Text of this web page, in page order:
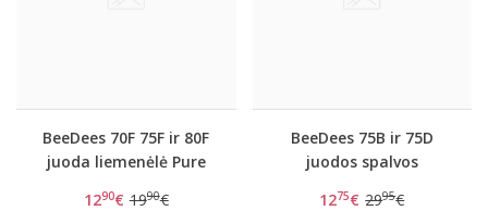
BeeDees 70F 75F ir 80F
juoda liemenėlė Pure
1290€ 1990€
BeeDees 75B ir 75D
juodos spalvos
1275€ 2995€